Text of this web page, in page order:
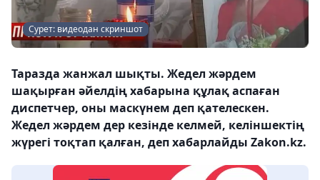
Сурет: видеодан скриншот
Таразда жанжал шықты. Жедел жәрдем
шақырған әйелдің хабарына құлақ аспаған
диспетчер, оны маскүнем деп қателескен.
Жедел жәрдем дер кезінде келмей, келіншектің
жүрегі тоқтап қалған, деп хабарлайды Zakon.kz.